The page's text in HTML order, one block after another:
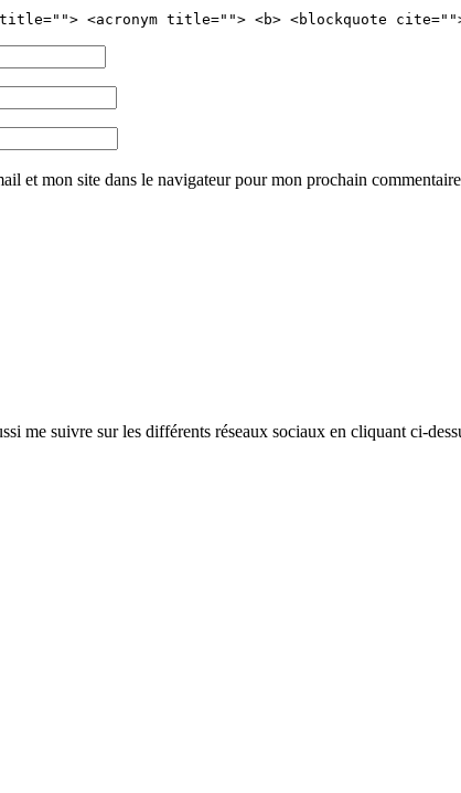
<acronym title=""> <b> <blockquote
et mon site dans le navigateur pour mon prochain
me suivre sur les différents réseaux sociaux en cliquant ci-